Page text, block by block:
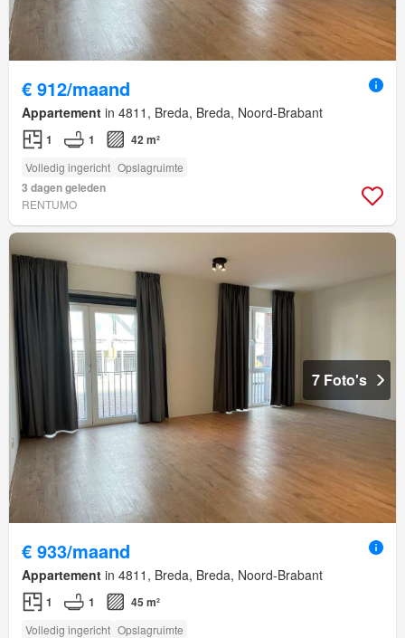
€ 912/maand
Appartement in 4811, Breda, Breda, Noord-Brabant
1 1 42 m²
Volledig ingericht Opslagruimte
3 dagen geleden
RENTUMO
7 Foto's
€ 933/maand
Appartement in 4811, Breda, Breda, Noord-Brabant
1 1 45 m²
Volledig ingericht Opslagruimte